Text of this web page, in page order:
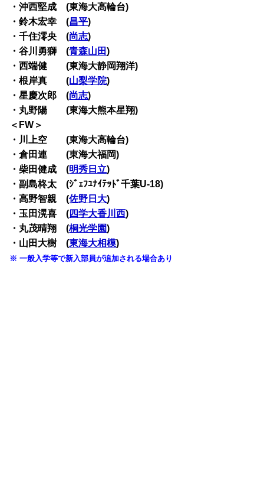
・沖西堅成 (東海大高輪台)
・鈴木宏幸 (昌平)
・千住澪央 (尚志)
・谷川勇獅 (青森山田)
・西端健 (東海大静岡翔洋)
・根岸真 (山梨学院)
・星慶次郎 (尚志)
・丸野陽 (東海大熊本星翔)
＜FW＞
・川上空 (東海大高輪台)
・倉田連 (東海大福岡)
・柴田健成 (明秀日立)
・副島柊太 (ｼﾞｪﾌﾕﾅｲﾃｯﾄﾞ千葉U-18)
・高野智親 (佐野日大)
・玉田滉喜 (四学大香川西)
・丸茂晴翔 (桐光学園)
・山田大樹 (東海大相模)
※ 一般入学等で新入部員が追加される場合あり